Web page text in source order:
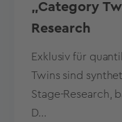
„Category
Research
Exklusiv für
Twins sind
Stage-Research,
D...